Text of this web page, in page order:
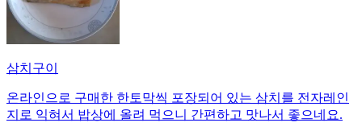
삼치구이
온라인으로 구매한 한토막씩 포장되어 있는 삼치를 전자레인
지로 익혀서 밥상에 올려 먹으니 간편하고 맛나서 좋으네요.